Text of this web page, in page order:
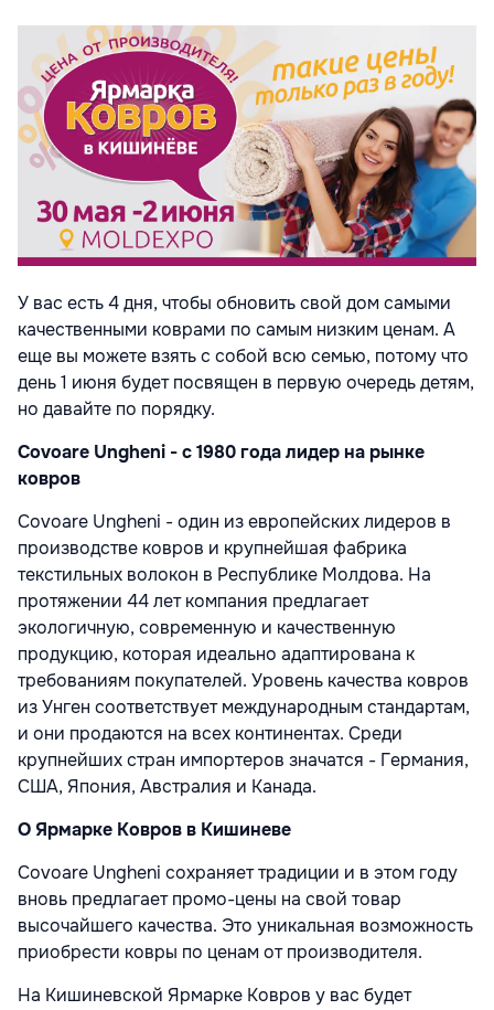
У вас есть 4 дня, чтобы обновить свой дом самыми
качественными коврами по самым низким ценам. А
еще вы можете взять с собой всю семью, потому что
день 1 июня будет посвящен в первую очередь детям,
но давайте по порядку.
Covoare Ungheni - с 1980 года лидер на рынке
ковров
Covoare Ungheni - один из европейских лидеров в
производстве ковров и крупнейшая фабрика
текстильных волокон в Республике Молдова. На
протяжении 44 лет компания предлагает
экологичную, современную и качественную
продукцию, которая идеально адаптирована к
требованиям покупателей. Уровень качества ковров
из Унген соответствует международным стандартам,
и они продаются на всех континентах. Среди
крупнейших стран импортеров значатся - Германия,
США, Япония, Австралия и Канада.
О Ярмарке Ковров в Кишиневе
Covoare Ungheni сохраняет традиции и в этом году
вновь предлагает промо-цены на свой товар
высочайшего качества. Это уникальная возможность
приобрести ковры по ценам от производителя.
На Кишиневской Ярмарке Ковров у вас будет